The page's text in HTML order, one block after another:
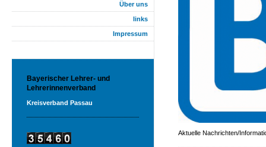
Aktuelle Nachrichten/
Über uns
links
Impressum
Bayerischer Lehrer- und
Lehrerinnenverband
Kreisverband Passau